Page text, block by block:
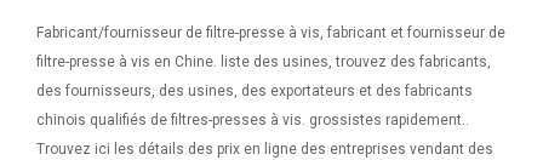
Fabricant/fournisseur de filtre-presse à vis, fabricant et fournisseur de
filtre-presse à vis en Chine. liste des usines, trouvez des fabricants,
des fournisseurs, des usines, des exportateurs et des fabricants
chinois qualifiés de filtres-presses à vis. grossistes rapidement..
Trouvez ici les détails des prix en ligne des entreprises vendant des